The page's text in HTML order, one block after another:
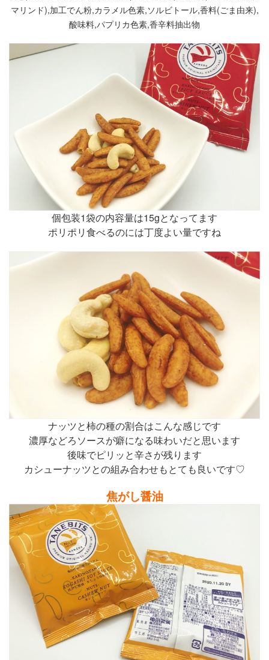
マリンド),加工でん粉,カラメル色素,ソルビトール,香料(ごま由来),
酸味料,パプリカ色素,香辛料抽出物
個包装1袋の内容量は15gとなってます
ポリポリ食べるのには丁度よい量ですね
ナッツと柿の種の割合はこんな感じです
濃厚などろソースが癖になる味わいだと思います
後味でピリッと辛さが残ります
カシューナッツとの組み合わせもとても良いです♡
焦がし醤油